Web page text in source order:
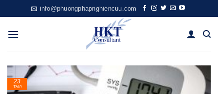
to
content
info@phuongphapnghiencuu.com
23
Th10